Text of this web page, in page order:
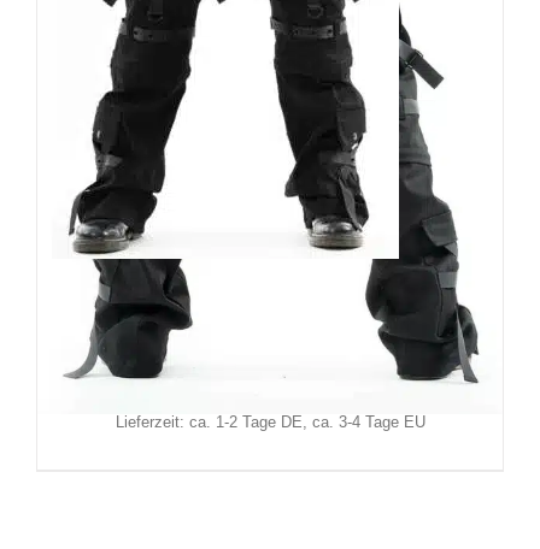
Chemical Black Hose Cairo
Lieferzeit: ca. 1-2 Tage DE, ca. 3-4 Tage EU